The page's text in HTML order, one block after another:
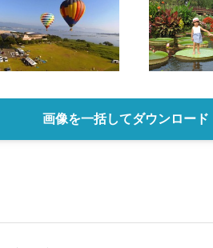
画像を一括してダウンロード